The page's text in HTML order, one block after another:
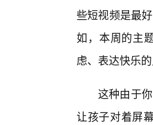
些短视频是最
如，本周的主
虑、表达快乐
这种由于
让孩子对着屏